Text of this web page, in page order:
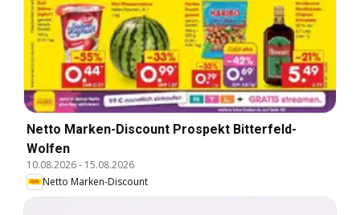
Netto Marken-Discount Prospekt Bitterfeld-
Wolfen
10.08.2026- 15.08.2026
Netto Marken-Discount